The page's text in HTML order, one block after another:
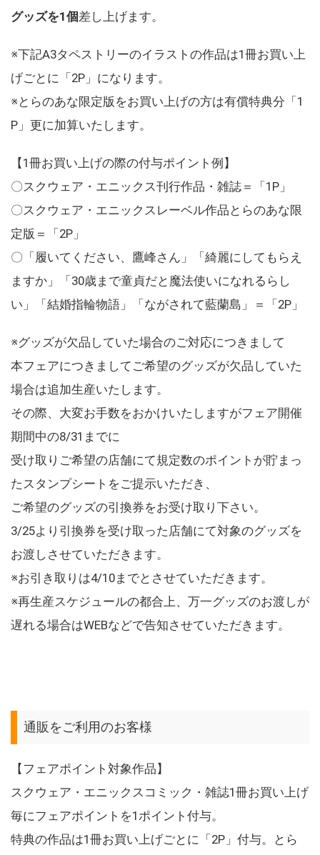
グッズを1個差し上げます。
※下記A3タペストリーのイラストの作品は1冊お買い上
げごとに「2P」になります。
※とらのあな限定版をお買い上げの方は有償特典分「1
P」更に加算いたします。
【1冊お買い上げの際の付与ポイント例】
〇スクウェア・エニックス刊行作品・雑誌＝「1P」
〇スクウェア・エニックスレーベル作品とらのあな限
定版＝「2P」
〇「履いてください、鷹峰さん」「綺麗にしてもらえ
ますか」「30歳まで童貞だと魔法使いになれるらし
い」「結婚指輪物語」「ながされて藍蘭島」＝「2P」
※グッズが欠品していた場合のご対応につきまして
本フェアにつきましてご希望のグッズが欠品していた
場合は追加生産いたします。
その際、大変お手数をおかけいたしますがフェア開催
期間中の8/31までに
受け取りご希望の店舗にて規定数のポイントが貯まっ
たスタンプシートをご提示いただき、
ご希望のグッズの引換券をお受け取り下さい。
3/25より引換券を受け取った店舗にて対象のグッズを
お渡しさせていただきます。
※お引き取りは4/10までとさせていただきます。
※再生産スケジュールの都合上、万一グッズのお渡しが
遅れる場合はWEBなどで告知させていただきます。
通販をご利用のお客様
【フェアポイント対象作品】
スクウェア・エニックスコミック・雑誌1冊お買い上げ
毎にフェアポイントを1ポイント付与。
特典の作品は1冊お買い上げごとに「2P」付与。とら